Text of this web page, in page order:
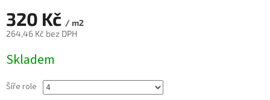
320 Kč / m2
264,46 Kč bez DPH
cena:
Skladem
Šíře role